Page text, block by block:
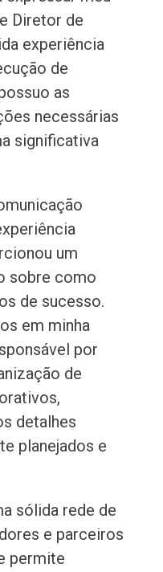
Diretor de
experiência
de
as
necessárias
significativa
um
sobre como
de sucesso.
em minha
por
de
detalhes
planejados e
sólida rede de
e parceiros
permite